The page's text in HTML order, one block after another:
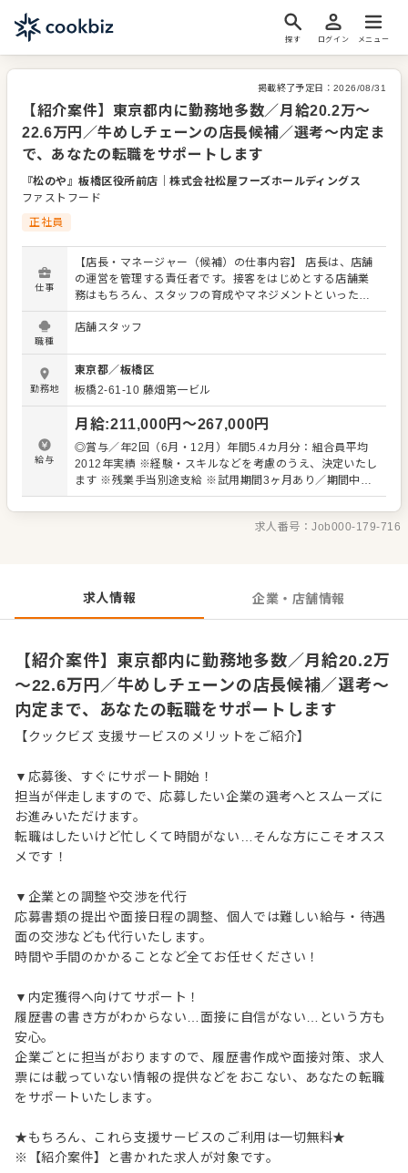
探す ログイン メニュー
掲載終了予定日： 2026/08/31
【紹介案件】東京都内に勤務地多数／月給20.2万～
22.6万円／牛めしチェーンの店長候補／選考～内定ま
で、あなたの転職をサポートします
『松のや』板橋区役所前店 ｜株式会社松屋フーズホールディングス
ファストフード
正社員
仕事
【店長・マネージャー（候補）の仕事内容】 店長は、店舗
の運営を管理する責任者です。接客をはじめとする店舗業
務はもちろん、スタッフの育成やマネジメントといった重
要な役割を担います。メインとなるのは、販促イベントや
キャンペーンの企画なども含め、売上に繋げていくことで
あなたならではのアイデアを積極的に発信してください。
【具体的には…】 ・ホール、キッチンの全体管理 ・予約管
理、電話対応 ・接客、サービス全般 ・売上管理、在庫管理
・スタッフの育成やマネジメント、シフト管理 など 入社
後はスキルに合わせた業務からお任せしますので、徐々に
仕事の幅を広げていきましょう。成長をしっかりサポート
しますので、経験に関わらず安心してスタートできる環境
です。 ゆくゆくはさらにステップアップなどめざせます。
職種
店舗スタッフ
勤務地
東京都／板橋区
板橋2-61-10 藤畑第一ビル
給与
月給:211,000円〜267,000円
◎賞与／年2回（6月・12月）年間5.4カ月分：組合員平均
2012年実績 ※経験・スキルなどを考慮のうえ、決定いたし
ます ※残業手当別途支給 ※試用期間3ヶ月あり／期間中、
給与など変動はありません 【年収イメージ】 ◆店舗主任
（入社1年目）／年収405万円～ ◆店長就任後／年収480万
円～589万円（賞与 年2回、役職手当を含む） 【給与テー
（手当は別途）
求人番号：Job000-179-716
求人情報 企業・店舗情報
【紹介案件】東京都内に勤務地多数／月給20.2万
～22.6万円／牛めしチェーンの店長候補／選考～
内定まで、あなたの転職をサポートします
【クックビズ 支援サービスのメリットをご紹介】
▼応募後、すぐにサポート開始！
担当が伴走しますので、応募したい企業の選考へとスムーズに
お進みいただけます。
転職はしたいけど忙しくて時間がない…そんな方にこそオスス
メです！
▼企業との調整や交渉を代行
応募書類の提出や面接日程の調整、個人では難しい給与・待遇
面の交渉なども代行いたします。
時間や手間のかかることなど全てお任せください！
▼内定獲得へ向けてサポート！
履歴書の書き方がわからない…面接に自信がない…という方も
安心。
企業ごとに担当がおりますので、履歴書作成や面接対策、求人
票には載っていない情報の提供などをおこない、あなたの転職
をサポートいたします。
★もちろん、これら支援サービスのご利用は一切無料★
※【紹介案件】と書かれた求人が対象です。